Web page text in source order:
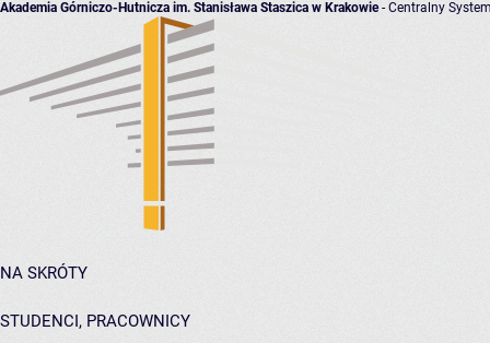
Akademia Górniczo-Hutnicza im. Stanisława Staszica w Krakowie- Centralny
NA SKRÓTY
STUDENCI, PRACOWNICY